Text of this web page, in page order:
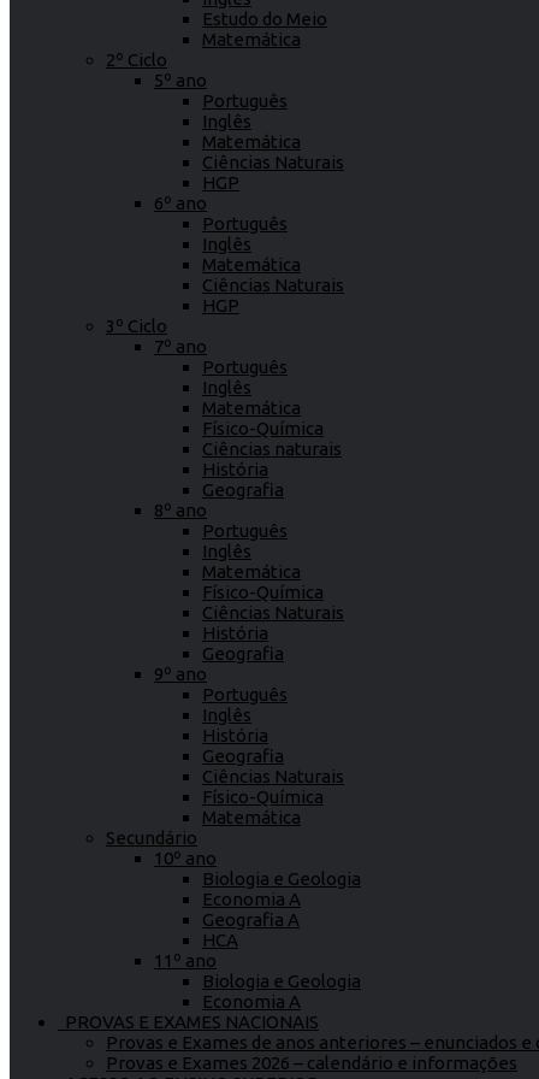
Estudo do Meio
Matemática
2º Ciclo
5º ano
Português
Inglês
Matemática
Ciências Naturais
HGP
6º ano
Português
Inglês
Matemática
Ciências Naturais
HGP
3º Ciclo
7º ano
Português
Inglês
Matemática
Físico-Química
Ciências naturais
História
Geografia
8º ano
Português
Inglês
Matemática
Físico-Química
Ciências Naturais
História
Geografia
9º ano
Português
Inglês
História
Geografia
Ciências Naturais
Físico-Química
Matemática
Secundário
10º ano
Biologia e Geologia
Economia A
Geografia A
HCA
11º ano
Biologia e Geologia
Economia A
PROVAS E EXAMES NACIONAIS
Provas e Exames de anos anteriores – enunciados
Provas e Exames 2026 – calendário e informações